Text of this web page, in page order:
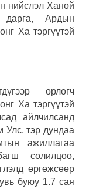
нийслэл Ханой
Ардын
Ха тэргүүтэй
орлогч
Ха тэргүүтэй
айлчилсанд
Улс, тэр дундаа
ажиллагаа
солилцоо,
өргөжсөөр
буюу 1.7 сая